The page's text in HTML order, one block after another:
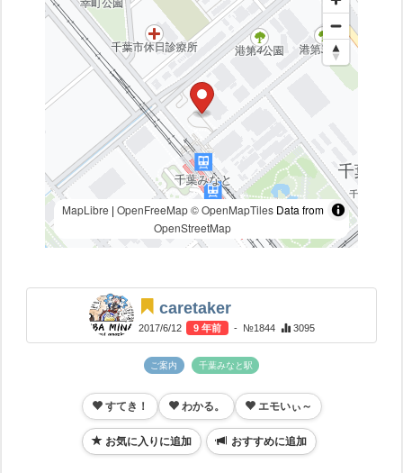
MapLibre | OpenFreeMap © OpenMapTilesData from
OpenStreetMap
caretaker
2017/6/12 9 年前 - №1844 3095
ご案内 千葉みなと駅
すてき！ わかる。 エモいぃ～
お気に入りに追加 おすすめに追加